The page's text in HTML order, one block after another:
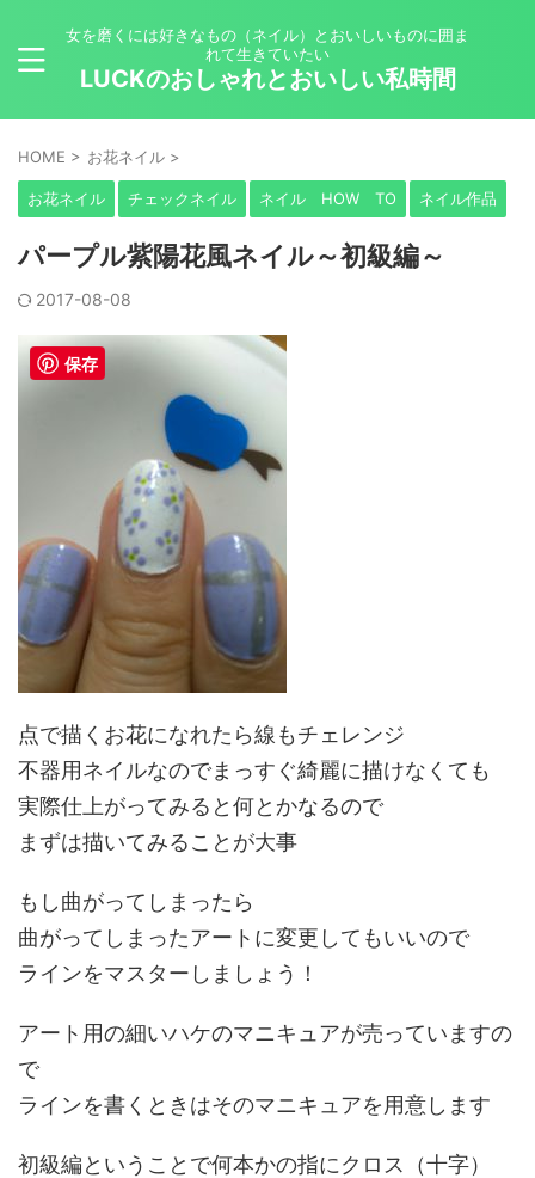
女を磨くには好きなもの（ネイル）とおいしいものに囲ま
れて生きていたい
LUCKのおしゃれとおいしい私時間
HOME > お花ネイル >
お花ネイル チェックネイル ネイル HOW TO ネイル作品
パープル紫陽花風ネイル～初級編～
2017-08-08
点で描くお花になれたら線もチェレンジ
不器用ネイルなのでまっすぐ綺麗に描けなくても
実際仕上がってみると何とかなるので
まずは描いてみることが大事
もし曲がってしまったら
曲がってしまったアートに変更してもいいので
ラインをマスターしましょう！
アート用の細いハケのマニキュアが売っていますの
で
ラインを書くときはそのマニキュアを用意します
初級編ということで何本かの指にクロス（十字）
保存